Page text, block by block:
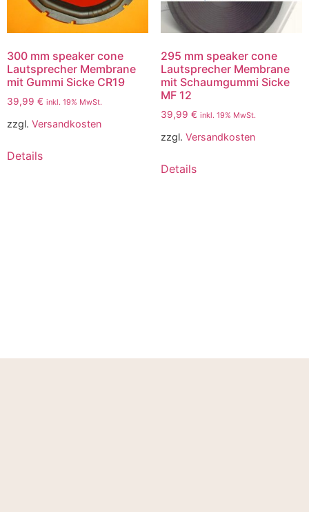
300 mm speaker cone
Lautsprecher Membrane
mit Gummi Sicke CR19
39,99 € inkl. 19% MwSt.
zzgl. Versandkosten
Details
295 mm speaker cone
Lautsprecher Membrane
mit Schaumgummi Sicke
MF 12
39,99 € inkl. 19% MwSt.
zzgl. Versandkosten
Details